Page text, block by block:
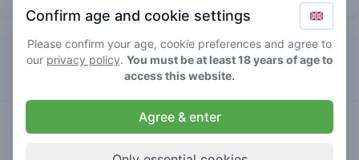
Jamaica
strawberry
Confirm age and cookie settings
Please confirm your age, cookie preferences and agree to
our privacy policy. You must be at least 18 years of age to
access this website.
Agree & enter